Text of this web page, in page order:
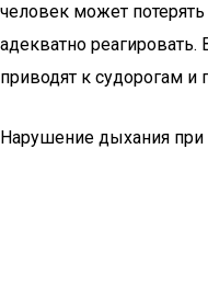
человек может
адекватно реагировать.
приводят к судорогам и
Нарушение дыхания при